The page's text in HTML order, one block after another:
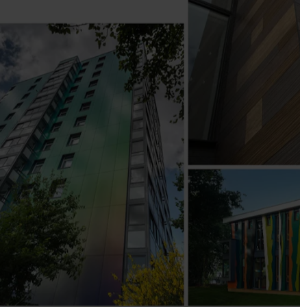
er bygget af mursten og vedligeholdelsesfri
ikoniske facade: en hyldest til designfrihed og cirkularitet
Boligforening - et stort skridt i retning af
fra bankbygning til uddannelsesinstitution
- et innovativt og robust mødested for erhvervslivet i
bliver en vigtig del af Kirunas byudvikling - med
fitness-facade puster nyt liv i lokalområdet
og brandsikker facade til ny ungdomsklub
- et byggeri i ét med naturen
for boligkompleks med vedligeholdelsesfrie facader
Stones spiller sammen med den grønlandske natur
facaden modstår elementerne med stil
facader i Nuuk afspejler landets byggetradition
repræsenterer styrke og identitet for stålpioner
i Lüneburg, Tyskland
ferieboliger har fået en ny, brandsikker facade uden at
med unik beliggenhed
hotelfacade i Nuuk skinner som nordlyset
boliger på "Grüne Meile" i Tyskland
facade byder naturen velkommen i nyt fælleshus
renovering af etageboliger i Berkshire i Storbritannien